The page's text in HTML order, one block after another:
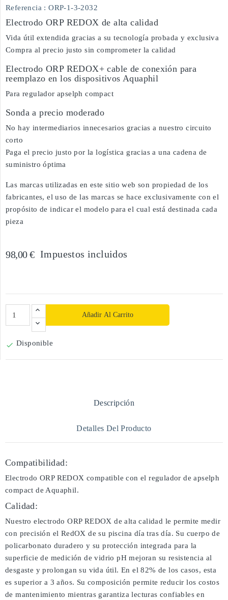
Referencia : ORP-1-3-2032
Electrodo ORP REDOX de alta calidad
Vida útil extendida gracias a su tecnología probada y exclusiva
Compra al precio justo sin comprometer la calidad
Electrodo ORP REDOX+ cable de conexión para
reemplazo en los dispositivos Aquaphil
Para regulador apselph compact
Sonda a precio moderado
No hay intermediarios innecesarios gracias a nuestro circuito
corto
Paga el precio justo por la logística gracias a una cadena de
suministro óptima
Las marcas utilizadas en este sitio web son propiedad de los
fabricantes, el uso de las marcas se hace exclusivamente con el
propósito de indicar el modelo para el cual está destinada cada
pieza
98,00 € Impuestos incluidos
Añadir Al Carrito
 Disponible
Descripción
Detalles Del Producto
Compatibilidad:
Electrodo ORP REDOX compatible con el regulador de apselph
compact de Aquaphil.
Calidad:
Nuestro electrodo ORP REDOX de alta calidad le permite medir
con precisión el RedOX de su piscina día tras día. Su cuerpo de
policarbonato duradero y su protección integrada para la
superficie de medición de vidrio pH mejoran su resistencia al
desgaste y prolongan su vida útil. En el 82% de los casos, esta
es superior a 3 años. Su composición permite reducir los costos
de mantenimiento mientras garantiza lecturas confiables en